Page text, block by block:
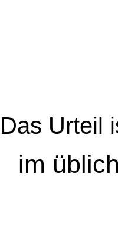
Das Urteil
im